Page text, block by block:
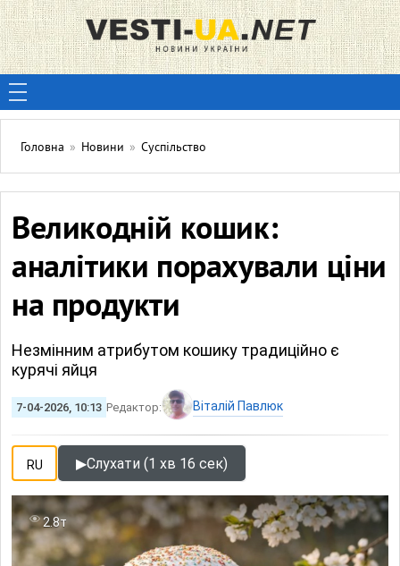
Головна » Новини » Суспільство
Великодній кошик:
аналітики порахували ціни
на продукти
Незмінним атрибутом кошику традиційно є
курячі яйця
7-04-2026, 10:13 Редактор: Віталій Павлюк
RU ▶Слухати (1 хв 16 сек)
2.8т